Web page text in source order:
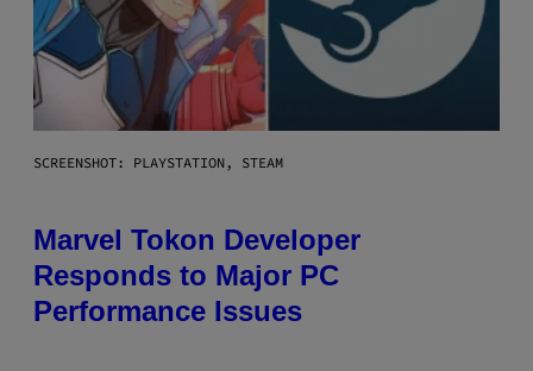
SCREENSHOT: PLAYSTATION, STEAM
Marvel Tokon Developer
Responds to Major PC
Performance Issues